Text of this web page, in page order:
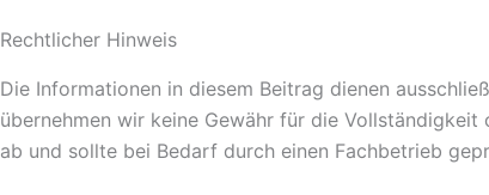
Rechtlicher Hinweis
Die Informationen in diesem Beitrag dienen
übernehmen wir keine Gewähr für die
ab und sollte bei Bedarf durch einen Fachbetrieb